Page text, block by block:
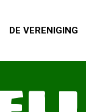
DE VERENIGING